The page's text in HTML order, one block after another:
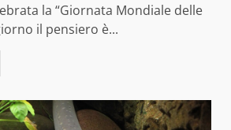
la “Giornata Mondiale delle
il pensiero è...